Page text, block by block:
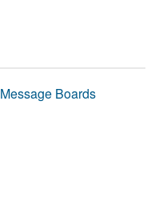
Message Boards